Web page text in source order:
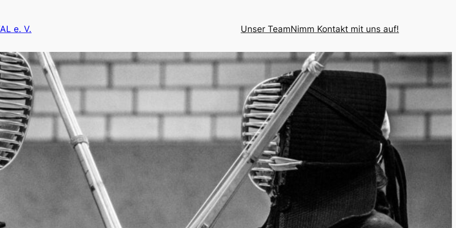
e. V. Unser TeamNimm Kontakt mit uns auf!